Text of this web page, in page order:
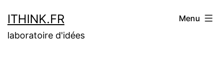
au
contenu
ITHINK.FR
laboratoire d'idées
Menu